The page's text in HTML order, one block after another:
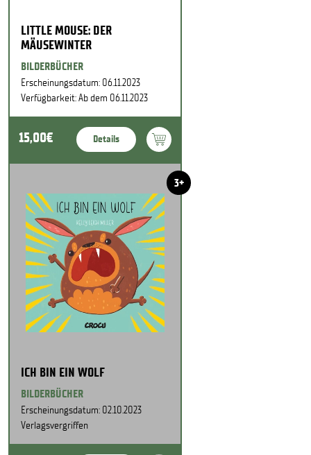
LITTLE MOUSE: DER
MÄUSEWINTER
BILDERBÜCHER
Erscheinungsdatum: 06.11.2023
Verfügbarkeit: Ab dem 06.11.2023
15,00€ Details
3+
ICH BIN EIN WOLF
BILDERBÜCHER
Erscheinungsdatum: 02.10.2023
Verlagsvergriffen